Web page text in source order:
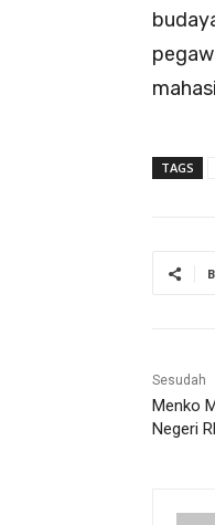
TAGS
Sesudah
Menko
Negeri